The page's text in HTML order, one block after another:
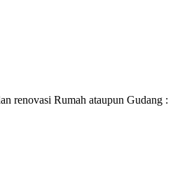
renovasi Rumah ataupun Gudang :